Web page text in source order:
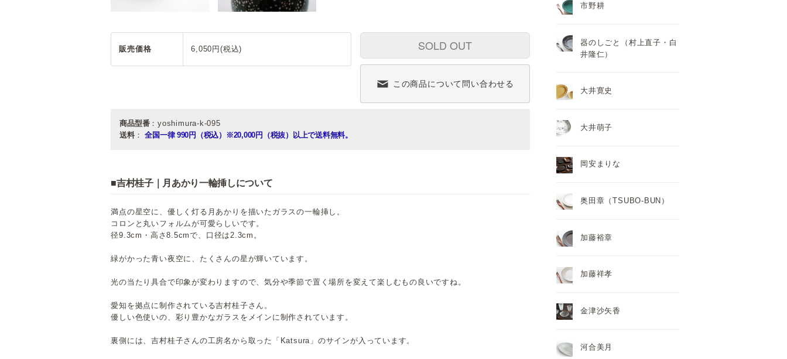
販売価格 6,050円(税込) SOLD OUT
この商品について問い合わせる
商品型番：yoshimura-k-095
送料： 全国一律 990円（税込） ※20,000円（税抜）以上で送料無料。
■吉村桂子｜月あかり一輪挿しについて
満点の星空に、優しく灯る月あかりを描いたガラスの一輪挿し。
コロンと丸いフォルムが可愛らしいです。
径9.3cm・高さ8.5cmで、口径は2.3cm。
緑がかった青い夜空に、たくさんの星が輝いています。
光の当たり具合で印象が変わりますので、気分や季節で置く場所を変えて楽しむもの良いですね。
愛知を拠点に制作されている吉村桂子さん。
優しい色使いの、彩り豊かなガラスをメインに制作されています。
裏側には、吉村桂子さんの工房名から取った「Katsura」のサインが入っています。
市野耕
器のしごと（村上直子・白
井隆仁）
大井寛史
大井萌子
岡安まりな
奥田章（TSUBO-BUN）
加藤裕章
加藤祥孝
金津沙矢香
河合美月